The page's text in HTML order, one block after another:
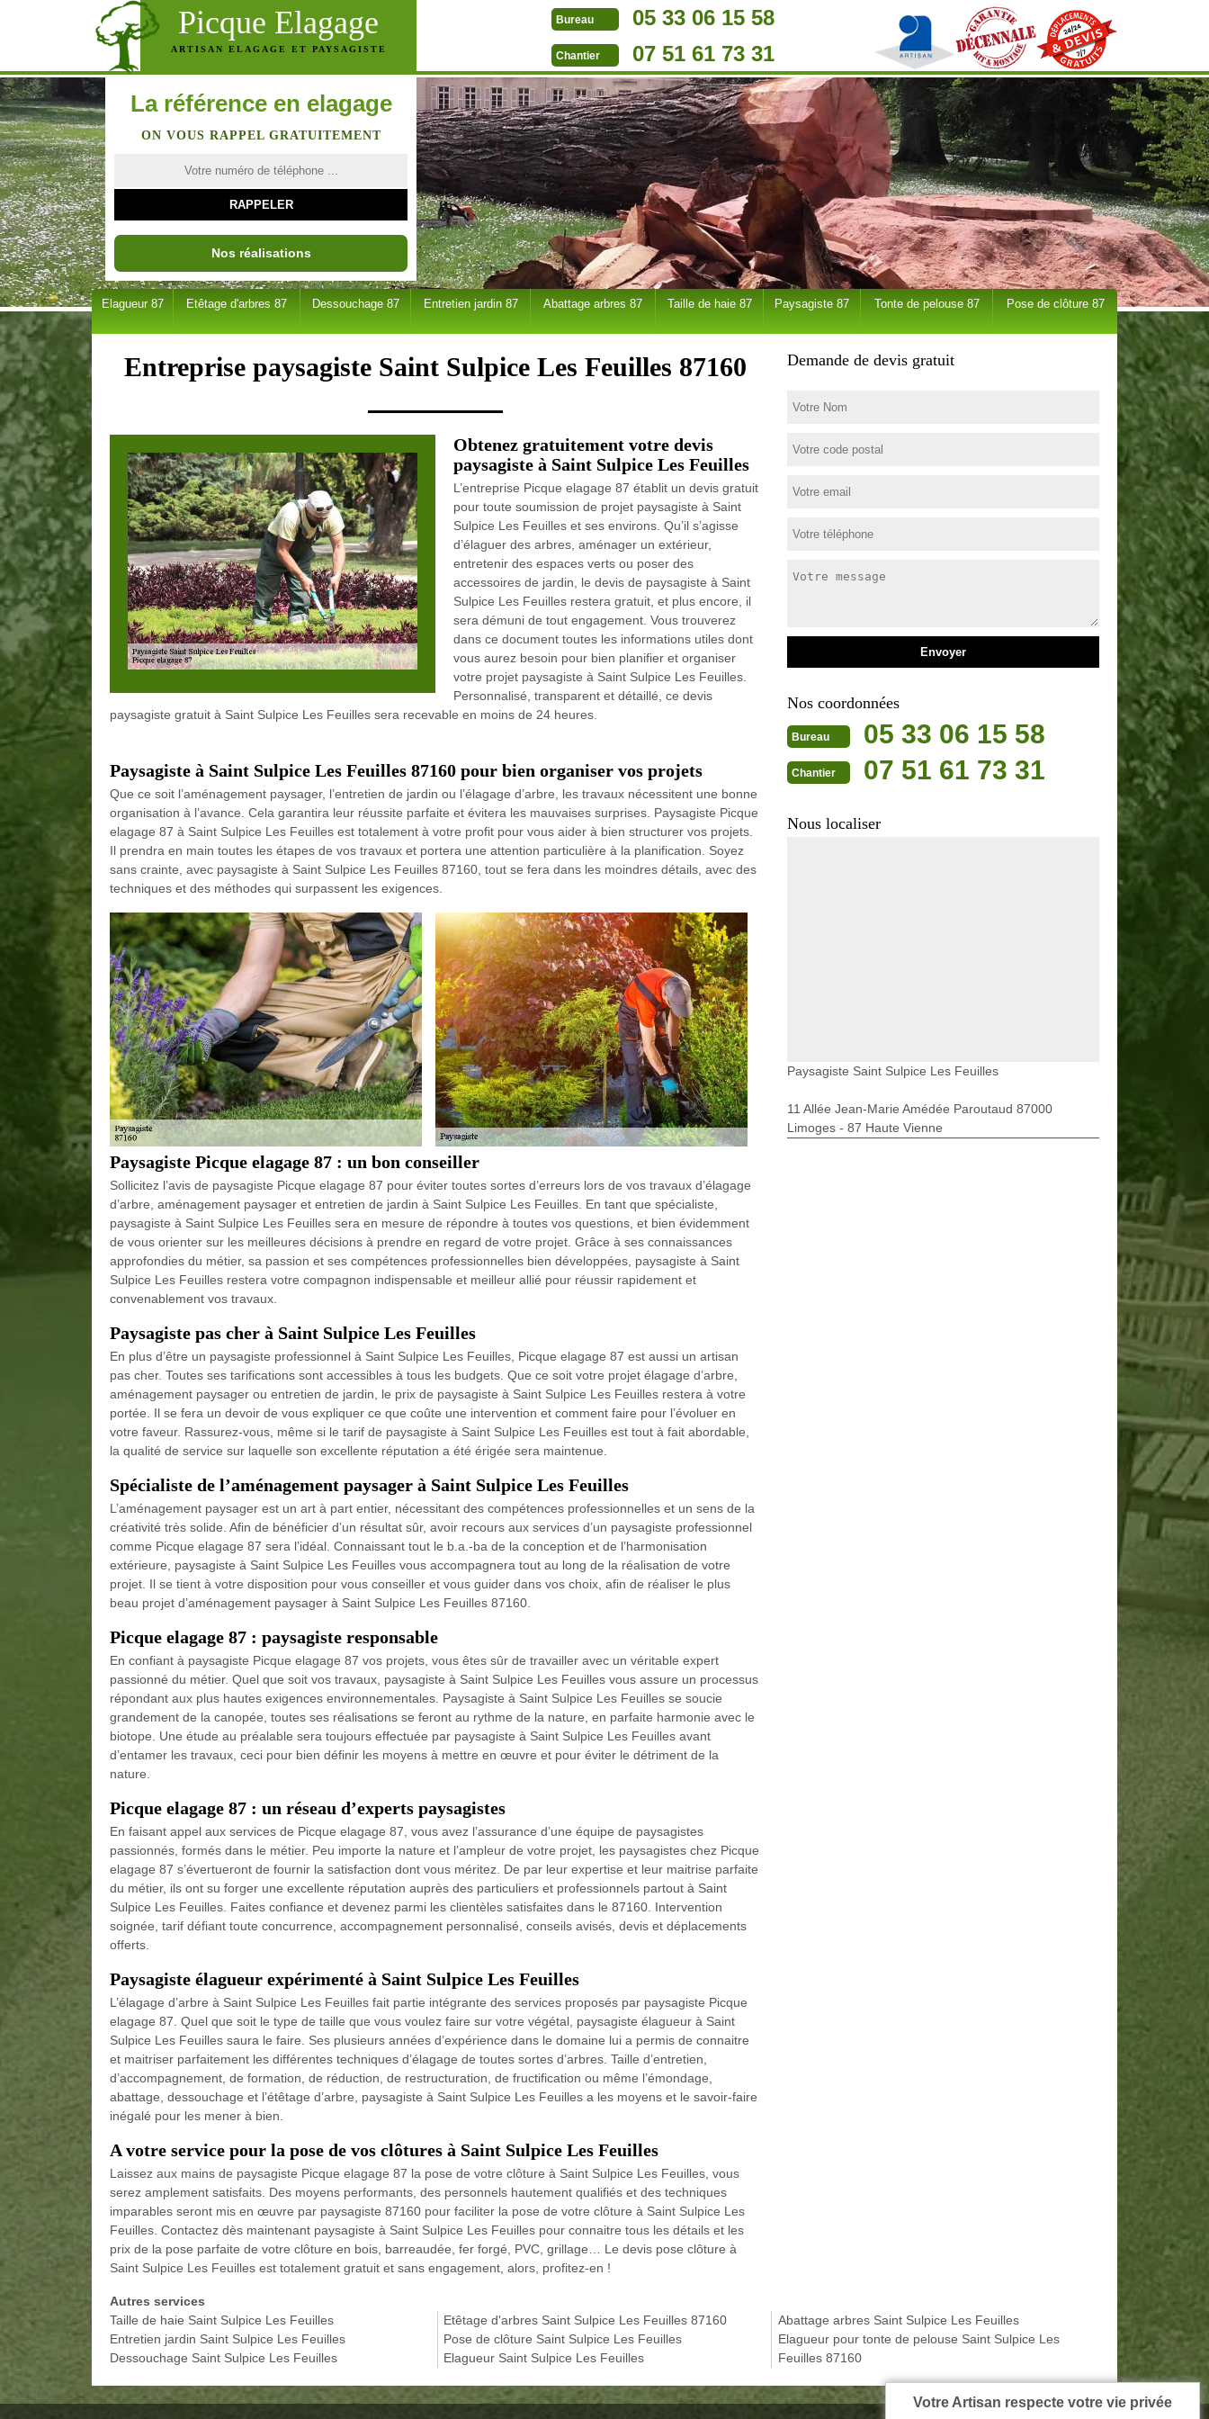
Picque Elagage
ARTISAN ELAGAGE ET PAYSAGISTE
Bureau 05 33 06 15 58
Chantier 07 51 61 73 31
La référence en elagage
ON VOUS RAPPEL GRATUITEMENT
Nos réalisations
Elagueur 87 Etêtage d'arbres 87 Dessouchage 87 Entretien jardin 87 Abattage arbres 87 Taille de haie 87 Paysagiste 87 Tonte de pelouse 87 Pose de clôture 87
Entreprise paysagiste Saint Sulpice Les Feuilles 87160
Obtenez gratuitement votre devis
paysagiste à Saint Sulpice Les Feuilles
L’entreprise Picque elagage 87 établit un devis gratuit
pour toute soumission de projet paysagiste à Saint
Sulpice Les Feuilles et ses environs. Qu’il s’agisse
d’élaguer des arbres, aménager un extérieur,
entretenir des espaces verts ou poser des
accessoires de jardin, le devis de paysagiste à Saint
Sulpice Les Feuilles restera gratuit, et plus encore, il
sera démuni de tout engagement. Vous trouverez
dans ce document toutes les informations utiles dont
vous aurez besoin pour bien planifier et organiser
votre projet paysagiste à Saint Sulpice Les Feuilles.
Personnalisé, transparent et détaillé, ce devis
paysagiste gratuit à Saint Sulpice Les Feuilles sera recevable en moins de 24 heures.
Paysagiste à Saint Sulpice Les Feuilles 87160 pour bien organiser vos projets
Que ce soit l’aménagement paysager, l’entretien de jardin ou l’élagage d’arbre, les travaux nécessitent une bonne
organisation à l’avance. Cela garantira leur réussite parfaite et évitera les mauvaises surprises. Paysagiste Picque
elagage 87 à Saint Sulpice Les Feuilles est totalement à votre profit pour vous aider à bien structurer vos projets.
Il prendra en main toutes les étapes de vos travaux et portera une attention particulière à la planification. Soyez
sans crainte, avec paysagiste à Saint Sulpice Les Feuilles 87160, tout se fera dans les moindres détails, avec des
techniques et des méthodes qui surpassent les exigences.
Paysagiste Picque elagage 87 : un bon conseiller
Sollicitez l’avis de paysagiste Picque elagage 87 pour éviter toutes sortes d’erreurs lors de vos travaux d’élagage
d’arbre, aménagement paysager et entretien de jardin à Saint Sulpice Les Feuilles. En tant que spécialiste,
paysagiste à Saint Sulpice Les Feuilles sera en mesure de répondre à toutes vos questions, et bien évidemment
de vous orienter sur les meilleures décisions à prendre en regard de votre projet. Grâce à ses connaissances
approfondies du métier, sa passion et ses compétences professionnelles bien développées, paysagiste à Saint
Sulpice Les Feuilles restera votre compagnon indispensable et meilleur allié pour réussir rapidement et
convenablement vos travaux.
Paysagiste pas cher à Saint Sulpice Les Feuilles
En plus d’être un paysagiste professionnel à Saint Sulpice Les Feuilles, Picque elagage 87 est aussi un artisan
pas cher. Toutes ses tarifications sont accessibles à tous les budgets. Que ce soit votre projet élagage d’arbre,
aménagement paysager ou entretien de jardin, le prix de paysagiste à Saint Sulpice Les Feuilles restera à votre
portée. Il se fera un devoir de vous expliquer ce que coûte une intervention et comment faire pour l’évoluer en
votre faveur. Rassurez-vous, même si le tarif de paysagiste à Saint Sulpice Les Feuilles est tout à fait abordable,
la qualité de service sur laquelle son excellente réputation a été érigée sera maintenue.
Spécialiste de l’aménagement paysager à Saint Sulpice Les Feuilles
L’aménagement paysager est un art à part entier, nécessitant des compétences professionnelles et un sens de la
créativité très solide. Afin de bénéficier d’un résultat sûr, avoir recours aux services d’un paysagiste professionnel
comme Picque elagage 87 sera l’idéal. Connaissant tout le b.a.-ba de la conception et de l’harmonisation
extérieure, paysagiste à Saint Sulpice Les Feuilles vous accompagnera tout au long de la réalisation de votre
projet. Il se tient à votre disposition pour vous conseiller et vous guider dans vos choix, afin de réaliser le plus
beau projet d’aménagement paysager à Saint Sulpice Les Feuilles 87160.
Picque elagage 87 : paysagiste responsable
En confiant à paysagiste Picque elagage 87 vos projets, vous êtes sûr de travailler avec un véritable expert
passionné du métier. Quel que soit vos travaux, paysagiste à Saint Sulpice Les Feuilles vous assure un processus
répondant aux plus hautes exigences environnementales. Paysagiste à Saint Sulpice Les Feuilles se soucie
grandement de la canopée, toutes ses réalisations se feront au rythme de la nature, en parfaite harmonie avec le
biotope. Une étude au préalable sera toujours effectuée par paysagiste à Saint Sulpice Les Feuilles avant
d’entamer les travaux, ceci pour bien définir les moyens à mettre en œuvre et pour éviter le détriment de la
nature.
Picque elagage 87 : un réseau d’experts paysagistes
En faisant appel aux services de Picque elagage 87, vous avez l’assurance d’une équipe de paysagistes
passionnés, formés dans le métier. Peu importe la nature et l’ampleur de votre projet, les paysagistes chez Picque
elagage 87 s’évertueront de fournir la satisfaction dont vous méritez. De par leur expertise et leur maitrise parfaite
du métier, ils ont su forger une excellente réputation auprès des particuliers et professionnels partout à Saint
Sulpice Les Feuilles. Faites confiance et devenez parmi les clientèles satisfaites dans le 87160. Intervention
soignée, tarif défiant toute concurrence, accompagnement personnalisé, conseils avisés, devis et déplacements
offerts.
Paysagiste élagueur expérimenté à Saint Sulpice Les Feuilles
L’élagage d’arbre à Saint Sulpice Les Feuilles fait partie intégrante des services proposés par paysagiste Picque
elagage 87. Quel que soit le type de taille que vous voulez faire sur votre végétal, paysagiste élagueur à Saint
Sulpice Les Feuilles saura le faire. Ses plusieurs années d’expérience dans le domaine lui a permis de connaitre
et maitriser parfaitement les différentes techniques d’élagage de toutes sortes d’arbres. Taille d’entretien,
d’accompagnement, de formation, de réduction, de restructuration, de fructification ou même l’émondage,
abattage, dessouchage et l’étêtage d’arbre, paysagiste à Saint Sulpice Les Feuilles a les moyens et le savoir-faire
inégalé pour les mener à bien.
A votre service pour la pose de vos clôtures à Saint Sulpice Les Feuilles
Laissez aux mains de paysagiste Picque elagage 87 la pose de votre clôture à Saint Sulpice Les Feuilles, vous
serez amplement satisfaits. Des moyens performants, des personnels hautement qualifiés et des techniques
imparables seront mis en œuvre par paysagiste 87160 pour faciliter la pose de votre clôture à Saint Sulpice Les
Feuilles. Contactez dès maintenant paysagiste à Saint Sulpice Les Feuilles pour connaitre tous les détails et les
prix de la pose parfaite de votre clôture en bois, barreaudée, fer forgé, PVC, grillage… Le devis pose clôture à
Saint Sulpice Les Feuilles est totalement gratuit et sans engagement, alors, profitez-en !
Demande de devis gratuit
Nos coordonnées
Bureau 05 33 06 15 58
Chantier 07 51 61 73 31
Nous localiser
Paysagiste Saint Sulpice Les Feuilles
11 Allée Jean-Marie Amédée Paroutaud 87000
Limoges - 87 Haute Vienne
Autres services
Taille de haie Saint Sulpice Les Feuilles
Entretien jardin Saint Sulpice Les Feuilles
Dessouchage Saint Sulpice Les Feuilles
Etêtage d'arbres Saint Sulpice Les Feuilles 87160
Pose de clôture Saint Sulpice Les Feuilles
Elagueur Saint Sulpice Les Feuilles
Abattage arbres Saint Sulpice Les Feuilles
Elagueur pour tonte de pelouse Saint Sulpice Les
Feuilles 87160
Votre Artisan respecte votre vie privée